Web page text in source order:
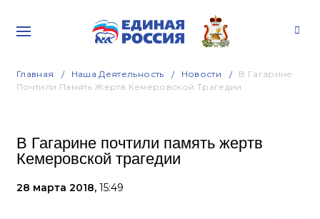
Главная Наша Деятельность Новости
В Гагарине
Почтили Память Жертв Кемеровской Трагедии
В Гагарине почтили память жертв
Кемеровской трагедии
28 марта 2018, 15:49